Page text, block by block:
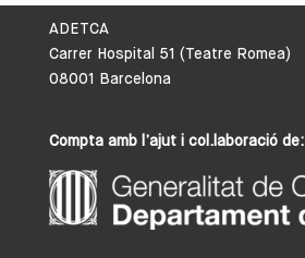
ADETCA
Carrer Hospital 51 (Teatre Romea)
08001 Barcelona
Compta amb l’ajut i col.laboració de: